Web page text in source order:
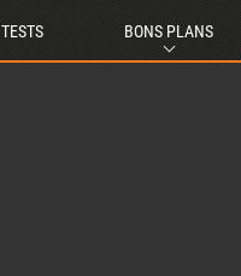
TESTS BONS PLANS